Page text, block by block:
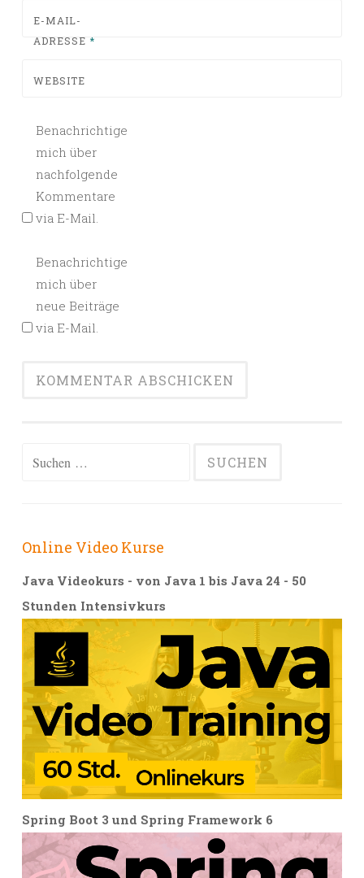
E-MAIL-
ADRESSE *
WEBSITE
Benachrichtige
mich über
nachfolgende
Kommentare
via E-Mail.
Benachrichtige
mich über
neue Beiträge
via E-Mail.
Suchen
Online Video Kurse
Java Videokurs - von Java 1 bis Java 24 - 50
Stunden Intensivkurs
Spring Boot 3 und Spring Framework 6